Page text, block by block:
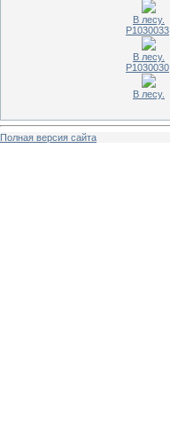
В лесу.
P1030033
В лесу.
P1030030
В лесу.
Полная версия сайта